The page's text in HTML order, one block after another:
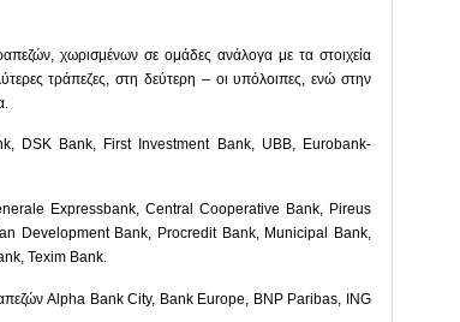
χωρισμένων σε ομάδες ανάλογα με τα στοιχεία
τράπεζες, στη δεύτερη – οι υπόλοιπες, ενώ στην
DSK Bank, First Investment Bank, UBB, Eurobank-
Expressbank, Central Cooperative Bank, Pireus
Development Bank, Procredit Bank, Municipal Bank,
Texim Bank.
Alpha Bank City, Bank Europe, BNP Paribas, ING